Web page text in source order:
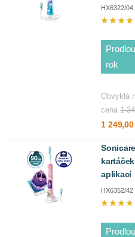
HX6322/04
rok
Obvyklá
cena 1
1
aplikací
HX6352/42